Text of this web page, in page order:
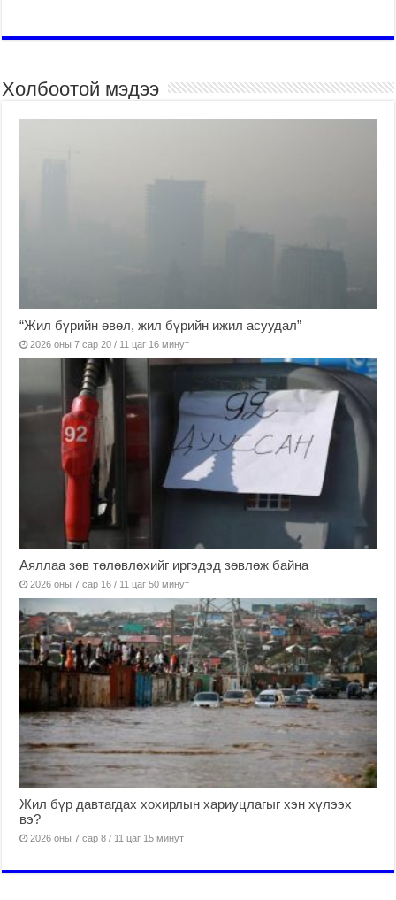
Холбоотой мэдээ
“Жил бүрийн өвөл, жил бүрийн ижил асуудал”
2026 оны 7 сар 20 / 11 цаг 16 минут
Аяллаа зөв төлөвлөхийг иргэдэд зөвлөж байна
2026 оны 7 сар 16 / 11 цаг 50 минут
Жил бүр давтагдах хохирлын хариуцлагыг хэн хүлээх
вэ?
2026 оны 7 сар 8 / 11 цаг 15 минут